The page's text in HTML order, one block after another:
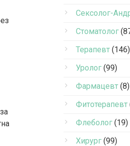
Сексолог-
Стоматолог
Терапевт (146)
Уролог (99)
Фармацевт (8)
Фитотерапевт
Флеболог (19)
Хирург (99)